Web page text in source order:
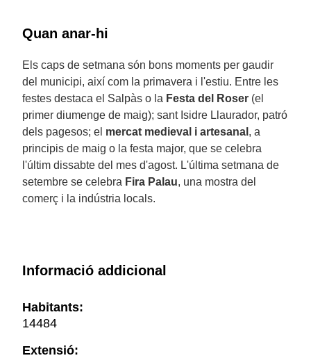
Quan anar-hi
Els caps de setmana són bons moments per gaudir
del municipi, així com la primavera i l'estiu. Entre les
festes destaca el Salpàs o la Festa del Roser (el
primer diumenge de maig); sant Isidre Llaurador, patró
dels pagesos; el mercat medieval i artesanal , a
principis de maig o la festa major, que se celebra
l'últim dissabte del mes d'agost. L'última setmana de
setembre se celebra Fira Palau, una mostra del
comerç i la indústria locals.
Informació addicional
Habitants:
14484
Extensió: